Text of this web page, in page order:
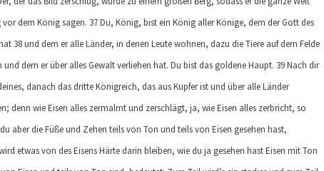
dem König sagen. 37 Du, König, bist ein König aller Könige, dem der Gott des
38 und dem er alle Länder, in denen Leute wohnen, dazu die Tiere auf dem Felde
dem er über alles Gewalt verliehen hat. Du bist das goldene Haupt. 39 Nach dir
danach das dritte Königreich, das aus Kupfer ist und über alle Länder
denn wie Eisen alles zermalmt und zerschlägt, ja, wie Eisen alles zerbricht, so
aber die Füße und Zehen teils von Ton und teils von Eisen gesehen hast,
etwas von des Eisens Härte darin bleiben, wie du ja gesehen hast Eisen mit Ton